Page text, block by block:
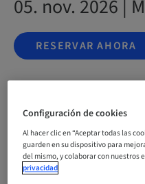
05. nov. 2026 |
RESERVAR AHORA
reservable
Fecha límite de registro
05. nov. 2026
Configuración de cookies
Al hacer clic en “Aceptar todas las
guarden en su dispositivo para
del mismo, y colaborar con nuestros
privacidad